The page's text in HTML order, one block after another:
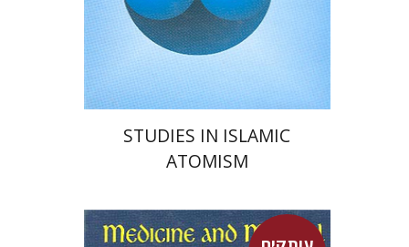
הנחת אתר ספר מודפס
$45
$40
STUDIES IN ISLAMIC
ATOMISM